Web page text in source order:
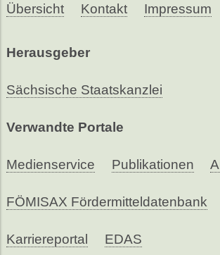
Übersicht Kontakt Impressum
Herausgeber
Sächsische Staatskanzlei
Verwandte Portale
Medienservice Publikationen
FÖMISAX Fördermitteldatenbank
Karriereportal EDAS